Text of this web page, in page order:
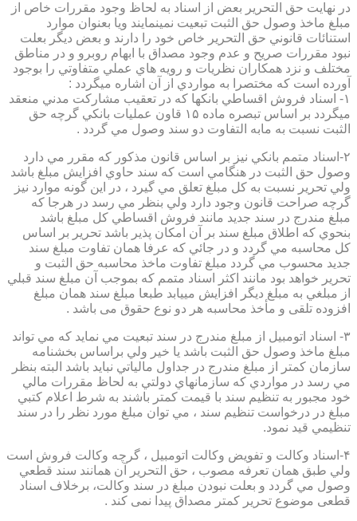
در نهايت حق التحرير بعض از اسناد به لحاظ وجود مقررات خاص از
مبلغ ماخذ وصول حق الثبت تبعيت نمينمايند ويا بعنوان موارد
استنائات قانوني حق التحرير خاص خود را دارند و بعض ديگر بعلت
نبود مقررات صريح و عدم وجود مصداق با ابهام روبرو و در مناطق
مختلف و نزد همكاران نظريات و رويه هاي عملي متفاوتي را بوجود
آورده است كه مختصرا به مواردي از آن اشاره ميگردد :
۱- اسناد فروش اقساطي بانكها كه در تعقيب مشاركت مدني منعقد
ميگردد بر اساس تبصره ماده ۱۵ قاون عمليات بانكي گرچه حق
الثبت نسبت به مابه التفاوت دو سند وصول مي گردد .
۲-اسناد متمم بانكي نيز بر اساس قانون مذكور كه مقرر مي دارد
وصول حق الثبت در هنگامي است كه سند حاوي افزايش مبلغ باشد
ولي تحرير نسبت به كل مبلغ تعلق مي گيرد ، در اين گونه موارد نيز
گرچه صراحت قانون وجود دارد ولي بنظر مي رسد در هرجا كه
مبلغ مندرج در سند جديد مانند فروش اقساطي كل مبلغ باشد
بنحوي كه اطلاق مبلغ سند بر آن امكان پذير باشد تحرير بر اساس
كل محاسبه مي گردد و در جائي كه عرفا همان تفاوت مبلغ سند
جديد محسوب مي گردد مبلغ تفاوت ماخذ محاسبه حق الثبت و
تحرير خواهد بود مانند اكثر اسناد متمم كه بموجب آن مبلغ سند قبلي
از مبلغي به مبلغ ديگر افزايش مييابد طبعا مبلغ سند همان مبلغ
افزوده تلقی و مأخذ محاسبه هر دو نوع حقوق می باشد .
۳- اسناد اتومبيل از مبلغ مندرج در سند تبعيت مي نمايد كه مي تواند
مبلغ ماخذ وصول حق الثبت باشد يا خير ولي براساس بخشنامه
سازمان كمتر از مبلغ مندرج در جداول مالياتي نبايد باشد البته بنظر
مي رسد در مواردي كه سازمانهاي دولتي به لحاظ مقررات مالي
خود مجبور به تنظيم سند با قيمت كمتر باشند به شرط اعلام كتبي
مبلغ در درخواست تنظيم سند ، مي توان مبلغ مورد نظر را در سند
تنظيمي قيد نمود.
۴-اسناد وكالت و تفويض وكالت اتومبيل ، گرچه وكالت فروش است
ولي طبق همان تعرفه مصوب ، حق التحرير آن همانند سند قطعي
وصول مي گردد و بعلت نبودن مبلغ در سند وكالت، برخلاف اسناد
قطعی موضوع تحریر کمتر مصداق پیدا نمی کند .